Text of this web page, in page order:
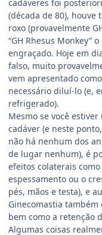
cadáveres foi
(década de 80), houve
roxo (provavelmente
“GH Rhesus Monkey”
engraçado. Hoje em
falso, muito
vem apresentado
necessário diluí-lo (e,
refrigerado).
Mesmo se você
cadáver (e neste
não há nenhum dos
de lugar nenhum), é
efeitos colaterais
espessamento ou o
pés, mãos e testa), e
Ginecomastia
bem como a retenção
Algumas coisas